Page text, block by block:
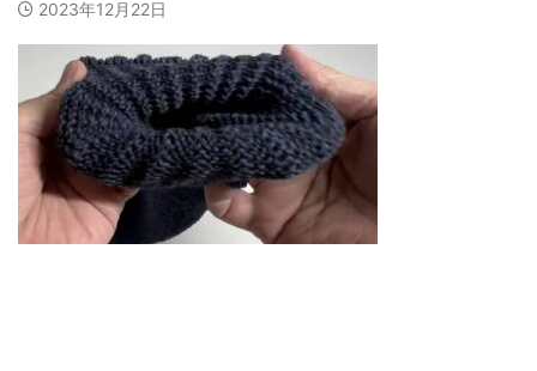
2023年12月22日